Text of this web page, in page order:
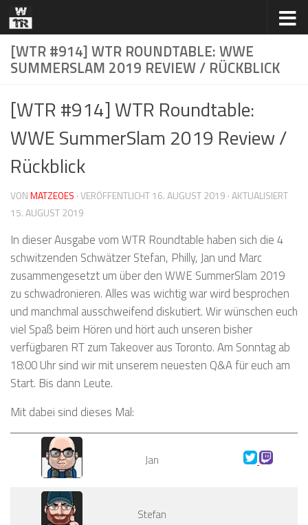
Zum Inhalt springen
[WTR #914] WTR ROUNDTABLE: WWE
SUMMERSLAM 2019 REVIEW / RÜCKBLICK
[WTR #914] WTR Roundtable:
WWE SummerSlam 2019 Review /
Rückblick
VONMATZEOES · VERÖFFENTLICHT16. AUGUST 2019 · AKTUALISIERT
15. AUGUST 2019
In dieser Ausgabe vom WTR Roundtable haben sich die 4
schwitzenden Schwätzer Stefan, Philly, Jan und Marc
zusammengesetzt um über den WWE SummerSlam 2019
zu schwadronieren. Alles was wichtig war wird besprochen
und manchmal ausschweifend diskutiert. Wir wünschen euch
viel Spaß beim Hören und hört auch unseren bisher
verfügbaren RT zum Takeover aus Toronto. Am Sonntag ab
18:00 Uhr sind wir mit unserem neuesten Q&A für euch am
Start. Bis dann Leute.
Mit dabei sind dieses Mal:
Jan
Stefan